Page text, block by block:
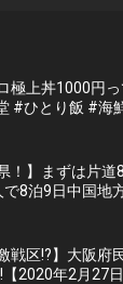
極上丼1000円
#ひとり飯 #海
！】まずは片
8泊9日中国地
道と家族大絶賛
戦区!?】大阪府
2020年2月27日